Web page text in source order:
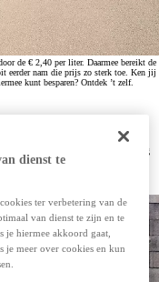
de € 2,40 per liter. Daarmee bereikt de
eerder nam die prijs zo sterk toe. Ken jij
kunt besparen? Ontdek ’t zelf.
samen voor een zuinige en
zonder stekker. Geniet je standaard
Zo rijdt een Corolla Touring
wat jij kunt besparen in jouw
dienst te
ter verbetering van de
van dienst te zijn en te
je hiermee akkoord gaat,
je meer over cookies en kun